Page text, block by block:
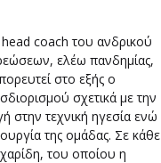
coach του ανδρικού
ελέω πανδημίας,
στο εξής ο
σχετικά με την
στην τεχνική ηγεσία ενώ
της ομάδας. Σε κάθε
του οποίου η